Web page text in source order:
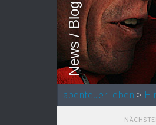
News / Blog
abenteuer leben >